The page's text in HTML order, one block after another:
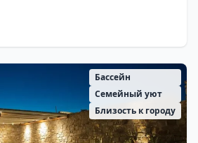
Бассейн
Семейный уют
Близость к городу